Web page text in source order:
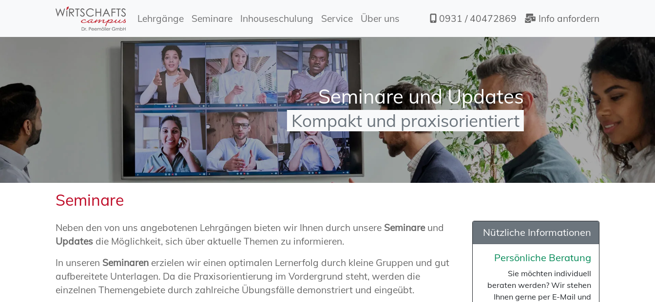
Lehrgänge Seminare Inhouseschulung Service Über uns 0931 / 40472869 Info anfordern
Seminare und Updates
Kompakt und praxisorientiert
Seminare
Neben den von uns angebotenen Lehrgängen bieten wir Ihnen durch unsere Seminareund
Updates die Möglichkeit, sich über aktuelle Themen zu informieren.
In unseren Seminaren erzielen wir einen optimalen Lernerfolg durch kleine Gruppen und gut
aufbereitete Unterlagen. Da die Praxisorientierung im Vordergrund steht, werden die
einzelnen Themengebiete durch zahlreiche Übungsfälle demonstriert und eingeübt.
Nützliche Informationen
Persönliche Beratung
Sie möchten individuell
beraten werden? Wir stehen
Ihnen gerne per E-Mail und